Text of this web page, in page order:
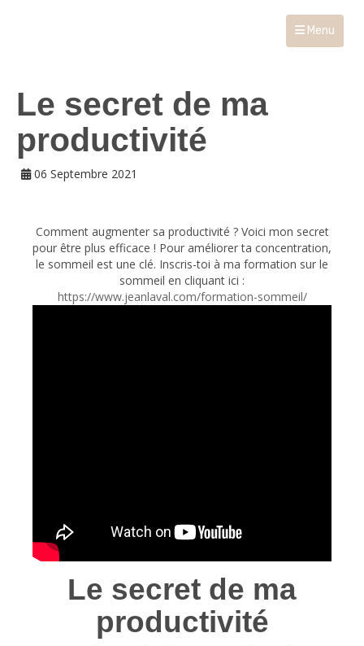
Menu
Le secret de ma
productivité
06 Septembre 2021
Comment augmenter sa productivité ? Voici mon secret
pour être plus efficace ! Pour améliorer ta concentration,
le sommeil est une clé. Inscris-toi à ma formation sur le
sommeil en cliquant ici :
https://www.jeanlaval.com/formation-sommeil/
Le secret de ma
productivité